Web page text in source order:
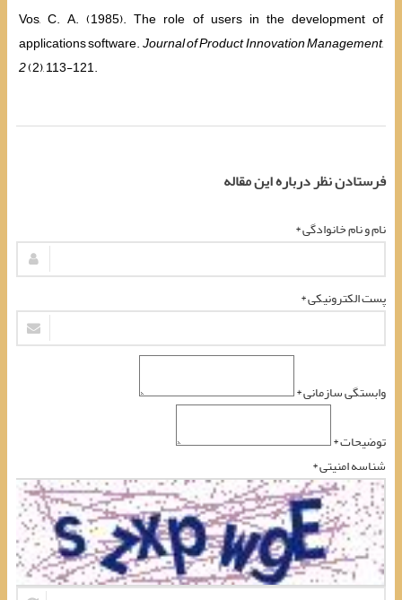
Vos, C. A. (1985). The role of users in the development of
applications software.Journal of Product Innovation Management,
2(2), 113-121.
فرستادن نظر درباره این مقاله
نام و نام خانوادگی *
پست الکترونیکی *
وابستگی سازمانی *
توضیحات *
شناسه امنیتی *